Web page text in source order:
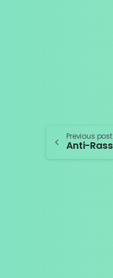
Previous post